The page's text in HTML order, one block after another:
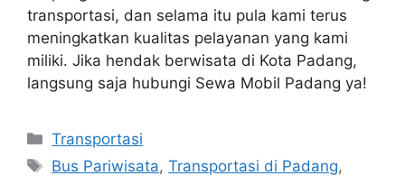
transportasi, dan selama itu pula kami terus
meningkatkan kualitas pelayanan yang kami
miliki. Jika hendak berwisata di Kota Padang,
langsung saja hubungi Sewa Mobil Padang ya!
Transportasi
Bus Pariwisata,Transportasi di Padang,